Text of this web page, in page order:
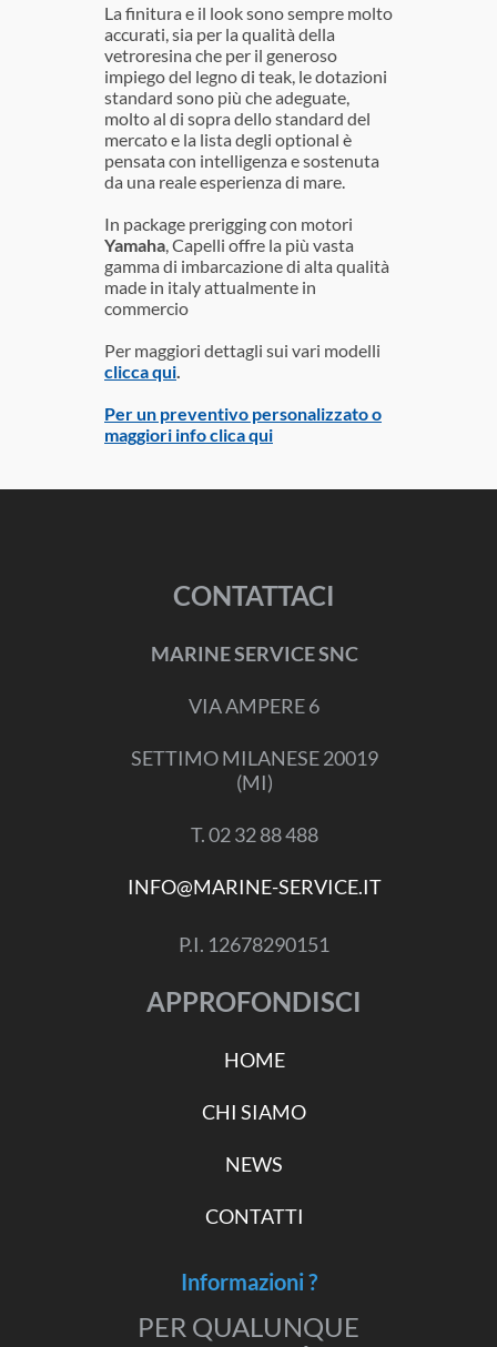
La finitura e il look sono sempre molto
accurati, sia per la qualità della
vetroresina che per il generoso
impiego del legno di teak, le dotazioni
standard sono più che adeguate,
molto al di sopra dello standard del
mercato e la lista degli optional è
pensata con intelligenza e sostenuta
da una reale esperienza di mare.
In package prerigging con motori
Yamaha , Capelli offre la più vasta
gamma di imbarcazione di alta qualità
made in italy attualmente in
commercio
Per maggiori dettagli sui vari modelli
clicca qui
Per un preventivo personalizzato o
maggiori info clica qui
CONTATTACI
MARINE SERVICE SNC
VIA AMPERE 6
SETTIMO MILANESE 20019
(MI)
T. 02 32 88 488
INFO@MARINE-SERVICE.IT
P.I. 12678290151
APPROFONDISCI
HOME
CHI SIAMO
NEWS
CONTATTI
Informazioni ?
PER QUALUNQUE